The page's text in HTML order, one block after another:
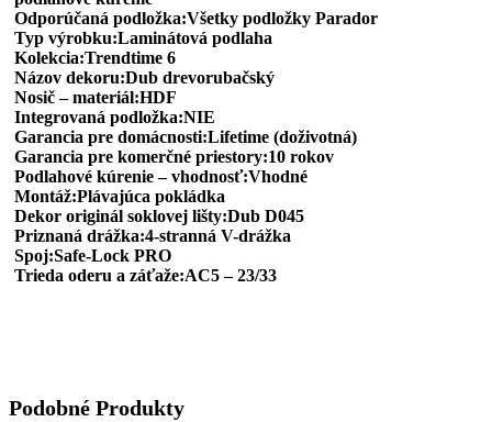
Odporúčaná podložka:Všetky podložky Parador
Typ výrobku:Laminátová podlaha
Kolekcia:Trendtime 6
Názov dekoru:Dub drevorubačský
Nosič – materiál:HDF
Integrovaná podložka:NIE
Garancia pre domácnosti:Lifetime (doživotná)
Garancia pre komerčné priestory:10 rokov
Podlahové kúrenie – vhodnosť:Vhodné
Montáž:Plávajúca pokládka
Dekor originál soklovej lišty:Dub D045
Priznaná drážka:4-stranná V-drážka
Spoj:Safe-Lock PRO
Trieda oderu a záťaže:AC5 – 23/33
Podobné Produkty